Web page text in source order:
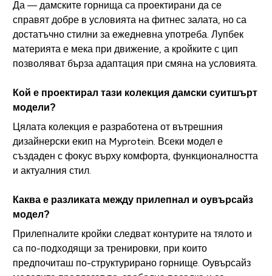
Да — дамските горнища са проектирани да се
справят добре в условията на фитнес залата, но са
достатъчно стилни за ежедневна употреба. Лупбек
материята е мека при движение, а кройките с цип
позволяват бърза адаптация при смяна на условията.
Кой е проектирал тази колекция дамски суитшърт
модели?
Цялата колекция е разработена от вътрешния
дизайнерски екип на Myprotein. Всеки модел е
създаден с фокус върху комфорта, функционалността
и актуалния стил.
Каква е разликата между прилепнал и оувърсайз
модел?
Прилепналите кройки следват контурите на тялото и
са по-подходящи за тренировки, при които
предпочиташ по-структурирано горнище. Оувърсайз